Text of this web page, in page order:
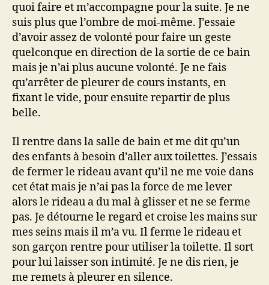
quoi faire et m’accompagne pour la suite. Je ne
suis plus que l’ombre de moi-même. J’essaie
d’avoir assez de volonté pour faire un geste
quelconque en direction de la sortie de ce bain
mais je n’ai plus aucune volonté. Je ne fais
qu’arrêter de pleurer de cours instants, en
fixant le vide, pour ensuite repartir de plus
belle.
Il rentre dans la salle de bain et me dit qu’un
des enfants à besoin d’aller aux toilettes. J’essais
de fermer le rideau avant qu’il ne me voie dans
cet état mais je n’ai pas la force de me lever
alors le rideau a du mal à glisser et ne se ferme
pas. Je détourne le regard et croise les mains sur
mes seins mais il m’a vu. Il ferme le rideau et
son garçon rentre pour utiliser la toilette. Il sort
pour lui laisser son intimité. Je ne dis rien, je
me remets à pleurer en silence.